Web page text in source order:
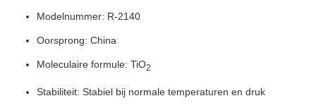
Modelnummer: R-2140
Oorsprong: China
Moleculaire formule: TiO2
Stabiliteit: Stabiel bij normale temperaturen en druk